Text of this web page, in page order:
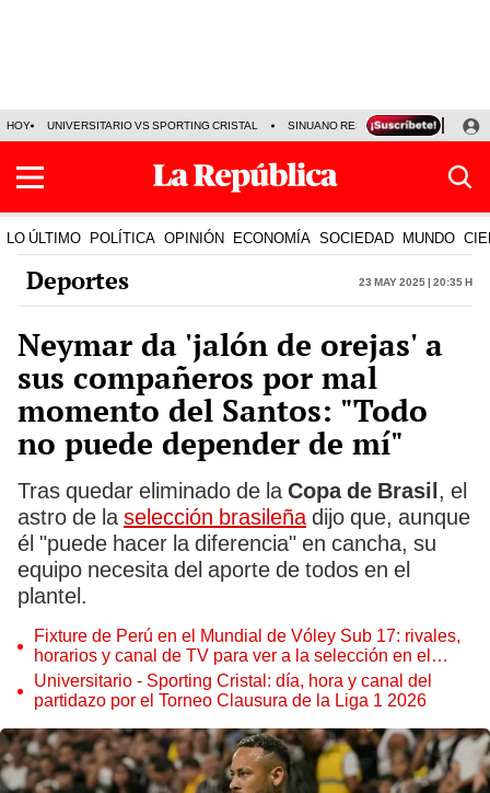
HOY UNIVERSITARIO VS SPORTING CRISTAL SINUANO RESULTADOS HOY
LO ÚLTIMO POLÍTICA OPINIÓN ECONOMÍA SOCIEDAD MUNDO
Deportes 23 May 2025 | 20:35 h
Neymar da 'jalón de orejas' a
sus compañeros por mal
momento del Santos: "Todo
no puede depender de mí"
Tras quedar eliminado de la Copa de Brasil, el
astro de la selección brasileñadijo que, aunque
él "puede hacer la diferencia" en cancha, su
equipo necesita del aporte de todos en el
plantel.
Fixture de Perú en el Mundial de Vóley Sub 17: rivales,
horarios y canal de TV para ver a la selección en el
torneo
Universitario - Sporting Cristal: día, hora y canal del
partidazo por el Torneo Clausura de la Liga 1 2026